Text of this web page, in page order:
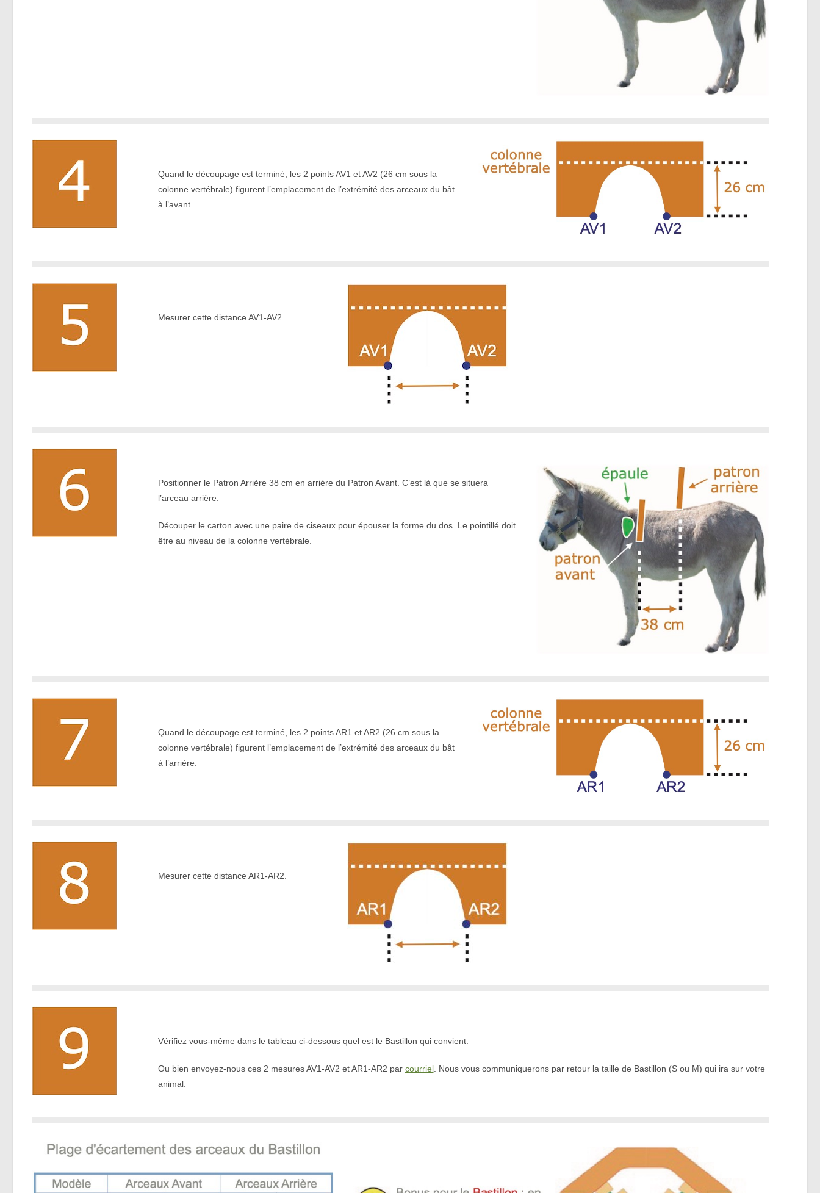
Quand le découpage est terminé, les 2 points AV1 et AV2 (26 cm sous la
colonne vertébrale) figurent l’emplacement de l’extrémité des arceaux du bât
à l’avant.
Mesurer cette distance AV1-AV2.
Positionner le Patron Arrière 38 cm en arrière du Patron Avant. C’est là que se situera
l’arceau arrière.
Découper le carton avec une paire de ciseaux pour épouser la forme du dos. Le pointillé doit
être au niveau de la colonne vertébrale.
Quand le découpage est terminé, les 2 points AR1 et AR2 (26 cm sous la
colonne vertébrale) figurent l’emplacement de l’extrémité des arceaux du bât
à l’arrière.
Mesurer cette distance AR1-AR2.
Vérifiez vous-même dans le tableau ci-dessous quel est le Bastillon qui convient.
Ou bien envoyez-nous ces 2 mesures AV1-AV2 et AR1-AR2 par courriel. Nous vous communiquerons par retour la taille de Bastillon (S ou M) qui ira sur votre
animal.